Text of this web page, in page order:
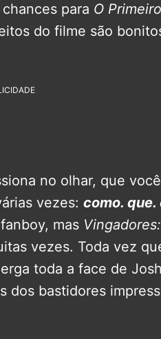
para O
do filme são
no olhar, que
vezes: como. que.
mas
vezes. Toda vez
toda a face de
dos bastidores